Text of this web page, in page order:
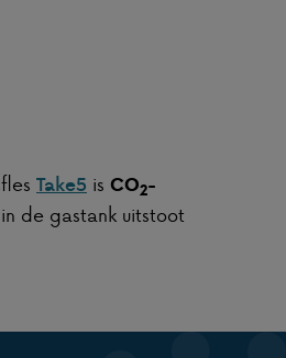
Take5 is CO2-
de gastank uitstoot